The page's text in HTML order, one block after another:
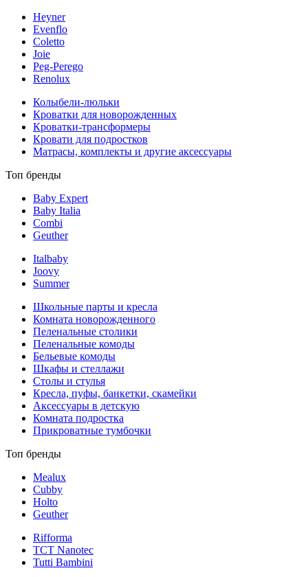
Heyner
Evenflo
Coletto
Joie
Peg-Perego
Renolux
Колыбели-люльки
Кроватки для новорожденных
Кроватки-трансформеры
Кровати для подростков
Матрасы, комплекты и другие аксессуары
Топ бренды
Baby Expert
Baby Italia
Combi
Geuther
Italbaby
Joovy
Summer
Школьные парты и кресла
Комната новорожденного
Пеленальные столики
Пеленальные комоды
Бельевые комоды
Шкафы и стеллажи
Столы и стулья
Кресла, пуфы, банкетки, скамейки
Аксессуары в детскую
Комната подростка
Прикроватные тумбочки
Топ бренды
Mealux
Cubby
Holto
Geuther
Rifforma
TCT Nanotec
Tutti Bambini